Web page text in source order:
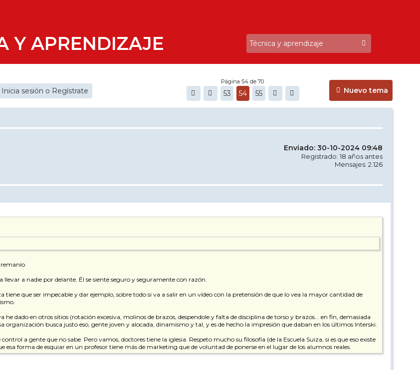
Y APRENDIZAJE
Nuevo tema
Inicia sesión o Regístrate
Página 54 de 70
53 54 55
Enviado: 30-10-2024 09:48
Registrado: 18 años antes
Mensajes: 2.126
llevar a nadie por delante. Él se siente seguro y seguramente con razón.
tiene que ser impecable y dar ejemplo, sobre todo si va a salir en un vídeo con la pretensión de que lo vea la mayor cantidad de
dado en otros sitios (rotación excesiva, molinos de brazos, despendole y falta de disciplina de torso y brazos... en fin, demasiada
busca justo eso, gente joven y alocada, dinamismo y tal, y es de hecho la impresión que daban en los últimos Interski.
a gente que no sabe. Pero vamos, doctores tiene la iglesia. Respeto mucho su filosofía (de la Escuela Suiza, si es que eso existe
forma de esquiar en un profesor tiene más de marketing que de voluntad de ponerse en el lugar de los alumnos reales.